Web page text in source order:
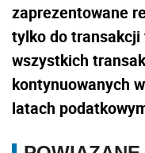
zaprezentowane
tylko do
wszystkich
kontynuowanych
latach